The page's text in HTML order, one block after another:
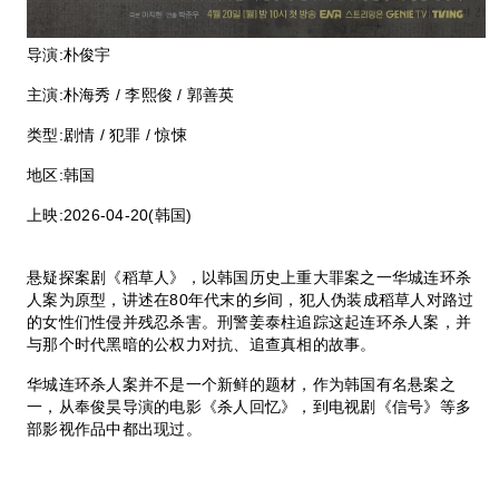
导演:朴俊宇
主演:朴海秀 / 李熙俊 / 郭善英
类型:剧情 / 犯罪 / 惊悚
地区:韩国
上映:2026-04-20(韩国)
悬疑探案剧《稻草人》，以韩国历史上重大罪案之一华城连环杀
人案为原型，讲述在80年代末的乡间，犯人伪装成稻草人对路过
的女性们性侵并残忍杀害。刑警姜泰柱追踪这起连环杀人案，并
与那个时代黑暗的公权力对抗、追查真相的故事。
华城连环杀人案并不是一个新鲜的题材，作为韩国有名悬案之
一，从奉俊昊导演的电影《杀人回忆》，到电视剧《信号》等多
部影视作品中都出现过。